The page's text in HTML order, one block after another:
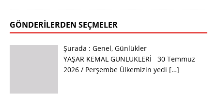
GÖNDERILERDEN SEÇMELER
Şurada : Genel, Günlükler
YAŞAR KEMAL GÜNLÜKLERİ 30 Temmuz
2026 / Perşembe Ülkemizin yedi […]